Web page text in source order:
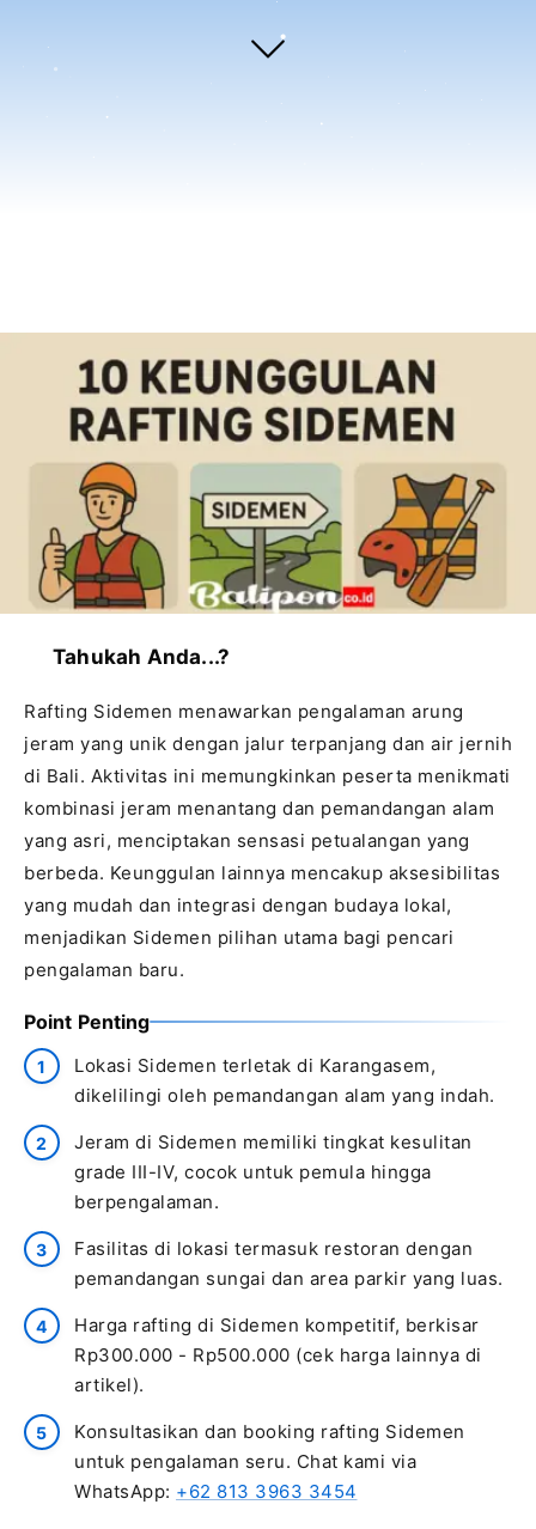
Tahukah Anda...?
Rafting Sidemen menawarkan pengalaman arung
jeram yang unik dengan jalur terpanjang dan air jernih
di Bali. Aktivitas ini memungkinkan peserta menikmati
kombinasi jeram menantang dan pemandangan alam
yang asri, menciptakan sensasi petualangan yang
berbeda. Keunggulan lainnya mencakup aksesibilitas
yang mudah dan integrasi dengan budaya lokal,
menjadikan Sidemen pilihan utama bagi pencari
pengalaman baru.
Point Penting
Lokasi Sidemen terletak di Karangasem,
dikelilingi oleh pemandangan alam yang indah.
Jeram di Sidemen memiliki tingkat kesulitan
grade III-IV, cocok untuk pemula hingga
berpengalaman.
Fasilitas di lokasi termasuk restoran dengan
pemandangan sungai dan area parkir yang luas.
Harga rafting di Sidemen kompetitif, berkisar
Rp300.000 - Rp500.000 (cek harga lainnya di
artikel).
Konsultasikan dan booking rafting Sidemen
untuk pengalaman seru. Chat kami via
WhatsApp: +62 813 3963 3454